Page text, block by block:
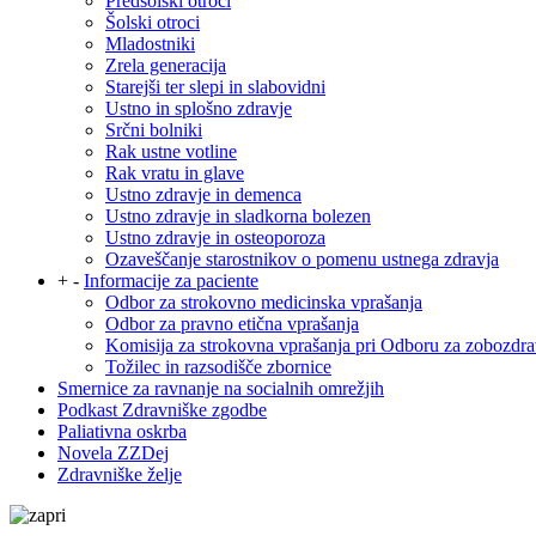
Šolski otroci
Mladostniki
Zrela generacija
Starejši ter slepi in slabovidni
Ustno in splošno zdravje
Srčni bolniki
Rak ustne votline
Rak vratu in glave
Ustno zdravje in demenca
Ustno zdravje in sladkorna bolezen
Ustno zdravje in osteoporoza
Ozaveščanje starostnikov o pomenu ustnega zdravja
+ - Informacije za paciente
Odbor za strokovno medicinska vprašanja
Odbor za pravno etična vprašanja
Komisija za strokovna vprašanja pri Odboru za
Tožilec in razsodišče zbornice
Smernice za ravnanje na socialnih omrežjih
Podkast Zdravniške zgodbe
Paliativna oskrba
Novela ZZDej
Zdravniške želje